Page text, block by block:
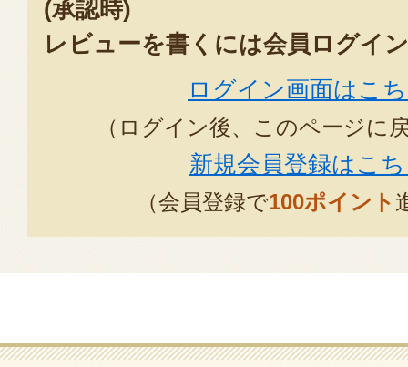
(承認時)
レビューを書くには会員ログイ
ログイン画面はこ
（ログイン後、このページに
新規会員登録はこ
（会員登録で100ポイント